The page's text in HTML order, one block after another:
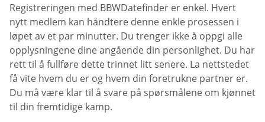
Registreringen med BBWDatefinder er enkel. Hvert
nytt medlem kan håndtere denne enkle prosessen i
løpet av et par minutter. Du trenger ikke å oppgi alle
opplysningene dine angående din personlighet. Du har
rett til å fullføre dette trinnet litt senere. La nettstedet
få vite hvem du er og hvem din foretrukne partner er.
Du må være klar til å svare på spørsmålene om kjønnet
til din fremtidige kamp.